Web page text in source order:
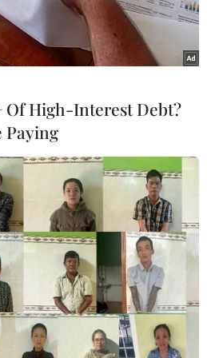
chính sách tác động lên thu nhập
hàng đầu của người lao động.
hoạ: PV/Vietnam+)
lao động trong năm 2022
giai đoạn phục hồi sau đại
Of High-Interest Debt?
Paying